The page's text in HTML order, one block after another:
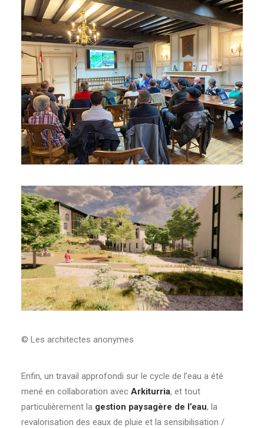
© Les architectes anonymes
Enfin, un travail approfondi sur le cycle de l’eau a été
mené en collaboration avec Arkiturria, et tout
particulièrement la gestion paysagère de l’eau, la
revalorisation des eaux de pluie et la sensibilisation /